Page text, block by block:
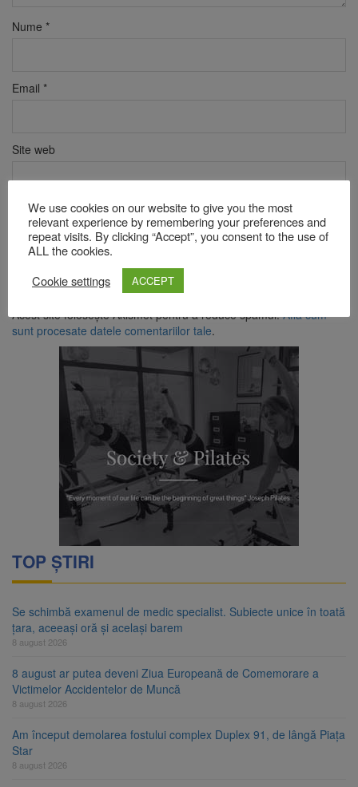
Nume *
Email *
Site web
Verificare anti-robot
Click pentru a începe verificarea
Acest site folosește Akismet pentru a reduce spamul.Află cum
sunt procesate datele comentariilor tale.
TOP ȘTIRI
Se schimbă examenul de medic specialist. Subiecte unice în toată
țara, aceeași oră și același barem
8 august 2026
8 august ar putea deveni Ziua Europeană de Comemorare a
Victimelor Accidentelor de Muncă
8 august 2026
Am început demolarea fostului complex Duplex 91, de lângă Piața
Star
8 august 2026
We use cookies on our website to give you the most
relevant experience by remembering your preferences and
repeat visits. By clicking “Accept”, you consent to the use of
ALL the cookies.
Cookie settings
ACCEPT